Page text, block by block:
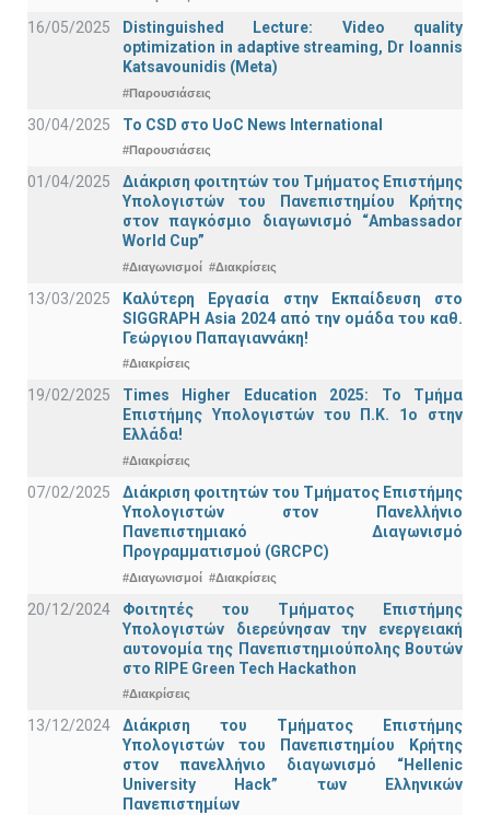
16/05/2025
Distinguished Lecture: Video quality
optimization in adaptive streaming, Dr Ioannis
Katsavounidis (Meta)
#Παρουσιάσεις
30/04/2025 To CSD στο UoC News International
#Παρουσιάσεις
01/04/2025
Διάκριση φοιτητών του Τμήματος Επιστήμης
Υπολογιστών του Πανεπιστημίου Κρήτης
στον παγκόσμιο διαγωνισμό “Ambassador
World Cup”
#Διαγωνισμοί #Διακρίσεις
13/03/2025
Καλύτερη Εργασία στην Εκπαίδευση στο
SIGGRAPH Asia 2024 από την ομάδα του καθ.
Γεώργιου Παπαγιαννάκη!
#Διακρίσεις
19/02/2025
Times Higher Education 2025: Το Τμήμα
Επιστήμης Υπολογιστών του Π.Κ. 1ο στην
Ελλάδα!
#Διακρίσεις
07/02/2025
Διάκριση φοιτητών του Τμήματος Επιστήμης
Υπολογιστών στον Πανελλήνιο
Πανεπιστημιακό Διαγωνισμό
Προγραμματισμού (GRCPC)
#Διαγωνισμοί #Διακρίσεις
20/12/2024
Φοιτητές του Τμήματος Επιστήμης
Υπολογιστών διερεύνησαν την ενεργειακή
αυτονομία της Πανεπιστημιούπολης Βουτών
στο RIPE Green Tech Hackathon
#Διακρίσεις
13/12/2024
Διάκριση του Τμήματος Επιστήμης
Υπολογιστών του Πανεπιστημίου Κρήτης
στον πανελλήνιο διαγωνισμό “Hellenic
University Hack” των Ελληνικών
Πανεπιστημίων